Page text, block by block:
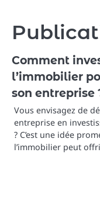
l’article
Comment
l’immobilier
son entreprise
Vous envisagez de
entreprise en
? C’est une idée
l’immobilier peut